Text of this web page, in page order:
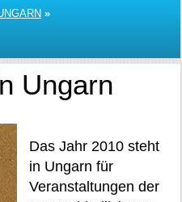
»
Ungarn
Das Jahr 2010 steht
in Ungarn für
Veranstaltungen der